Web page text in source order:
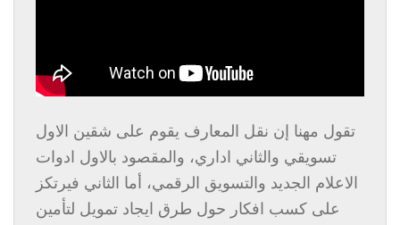
تقول مهنا إن نقل المعارف يقوم على شقين الاول
تسويقي والثاني اداري، والمقصود بالاول ادوات
الاعلام الجديد والتسويق الرقمي، أما الثاني فيرتكز
على كسب افكار حول طرق ايجاد تمويل لتأمين